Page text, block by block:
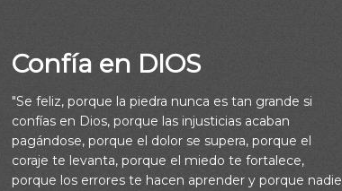
Confía en DIOS
"Se feliz, porque la piedra nunca es tan grande si
confías en Dios, porque las injusticias acaban
pagándose, porque el dolor se supera, porque el
coraje te levanta, porque el miedo te fortalece,
porque los errores te hacen aprender y porque nadie